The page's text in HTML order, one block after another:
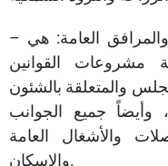
– لجنة الشؤون الإسلامية والأوقاف والمرافق العامة: هي
مشروعات القوانين
والمتعلقة بالشئون
وأيضاً جميع الجوانب
والأشغال العامة
والإسكان.